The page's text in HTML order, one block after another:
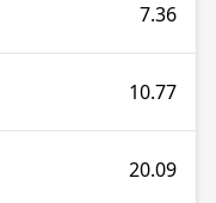
7.36
10.77
20.09